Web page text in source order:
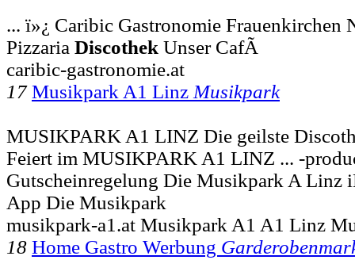
... ï»¿ Caribic Gastronomie Frauenkirchen
Pizzaria Discothek Unser CafÃ
caribic-gastronomie.at
17 Musikpark A1 Linz Musikpark
MUSIKPARK A1 LINZ Die geilste
Feiert im MUSIKPARK A1 LINZ ... -
Gutscheinregelung Die Musikpark A Linz
App Die Musikpark
musikpark-a1.at Musikpark A1 A1 Linz
18 Home Gastro Werbung